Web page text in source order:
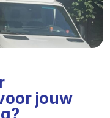
jouw